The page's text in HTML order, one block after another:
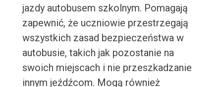
jazdy autobusem szkolnym. Pomagają
zapewnić, że uczniowie przestrzegają
wszystkich zasad bezpieczeństwa w
autobusie, takich jak pozostanie na
swoich miejscach i nie przeszkadzanie
innym jeźdźcom. Mogą również